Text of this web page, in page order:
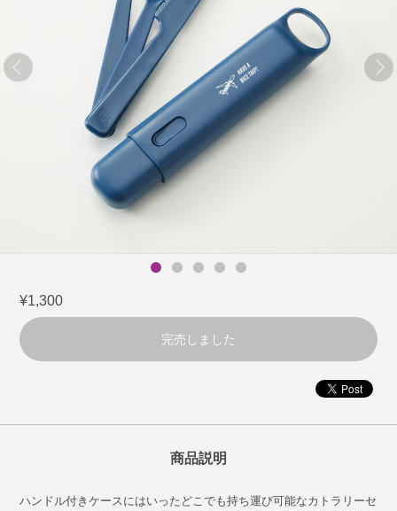
¥1,300
完売しました
商品説明
ハンドル付きケースにはいったどこでも持ち運び可能なカトラリーセ